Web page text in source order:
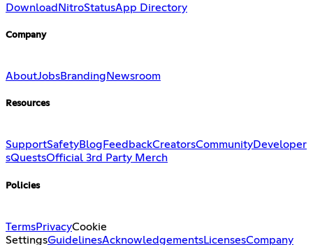
Download NitroStatusApp Directory
Company
AboutJobsBranding Newsroom
Resources
SupportSafetyBlog FeedbackCreatorsCommunityDeveloper
sQuestsOfficial 3rd Party Merch
Policies
TermsPrivacyCookie
SettingsGuidelinesAcknowledgementsLicensesCompany